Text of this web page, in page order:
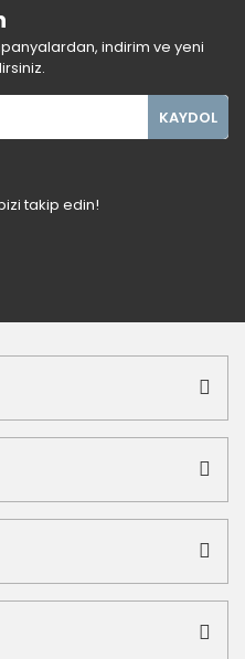
indirim ve yeni
KAYDOL
takip edin!